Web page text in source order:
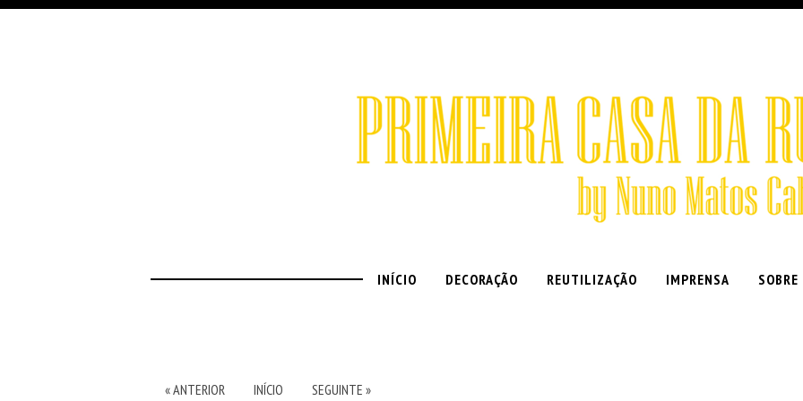
INÍCIO DECORAÇÃO REUTILIZAÇÃO IMPRENSA SOBRE
« ANTERIOR INÍCIO SEGUINTE »